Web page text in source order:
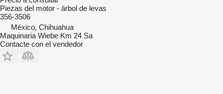
Piezas del motor - árbol de levas
356-3506
México, Chihuahua
Maquinaria Wiebe Km 24 Sa
Contacte con el vendedor